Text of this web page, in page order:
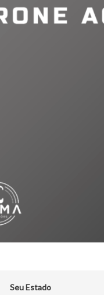
Seu Estado